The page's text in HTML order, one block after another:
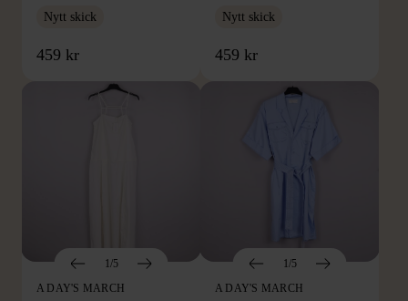
Nytt skick
459 kr
Nytt skick
459 kr
1/5
A DAY'S MARCH
1/5
A DAY'S MARCH